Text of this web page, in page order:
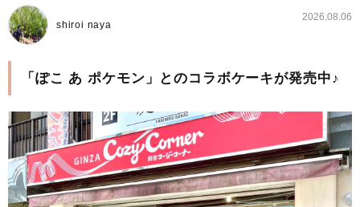
shiroi naya
2026.08.06
「ぽこ あ ポケモン」とのコラボケーキが発売中♪